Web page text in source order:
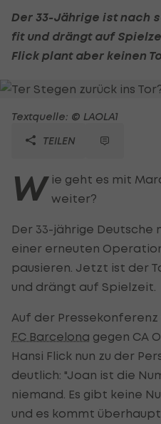
Der 33-Jährige ist nach
fit und drängt auf
Flick plant aber keinen
Textquelle: © LAOLA1
TEILEN
W ie geht es mit
weiter?
Der 33-jährige Deutsche
einer erneuten
pausieren. Jetzt ist der
und drängt auf Spielzeit.
Auf der
FC Barcelona gegen CA
Hansi Flick nun zu der
deutlich: "Joan ist die
niemand. Es gibt keine
und es kommt